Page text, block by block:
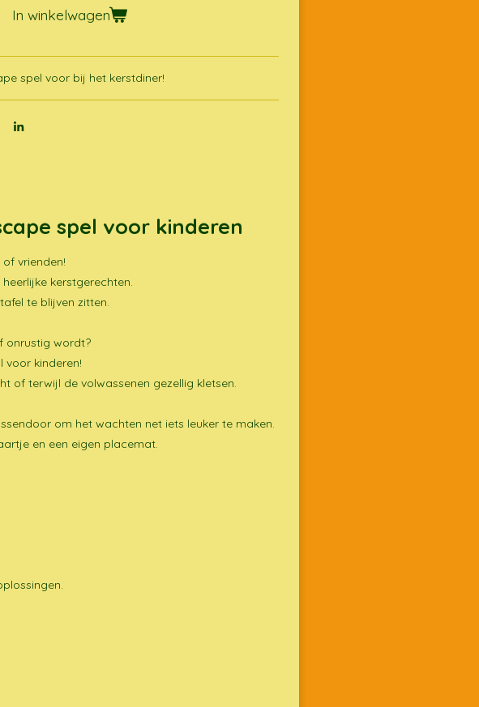
In winkelwagen
spel voor bij het kerstdiner!
S
spel voor kinderen
vrienden!
kerstgerechten.
te blijven zitten.
onrustig wordt?
voor kinderen!
of terwijl de volwassenen gezellig kletsen.
om het wachten net iets leuker te maken.
en een eigen placemat.